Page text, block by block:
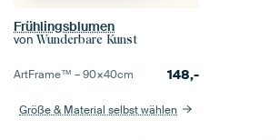
Frühlingsblumen
von Wunderbare Kunst
ArtFrame™ –90×40cm 148,-
Größe & Material selbst wählen